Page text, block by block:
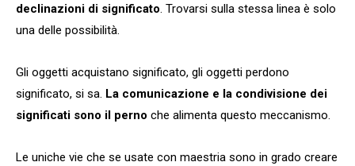
declinazioni di significato . Trovarsi sulla stessa linea è solo
una delle possibilità.
Gli oggetti acquistano significato, gli oggetti perdono
significato, si sa. La comunicazione e la condivisione dei
significati sono il perno che alimenta questo meccanismo.
Le uniche vie che se usate con maestria sono in grado creare